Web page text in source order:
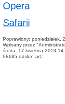
Opera
Safarii
Poprawiony: poniedziałek,
Wpisany przez
środa, 17 kwietnia 2013
98685 odslon art.